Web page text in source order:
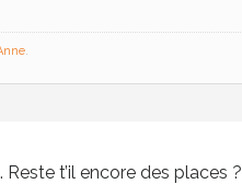
.
t’il encore des places ?